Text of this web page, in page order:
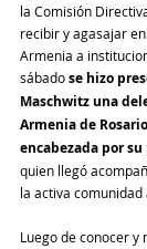
la Comisión
recibir y agasajar
Armenia a
sábado se hizo
Maschwitz una
Armenia de Rosario
encabezada por
quien llegó
la activa
Luego de conocer